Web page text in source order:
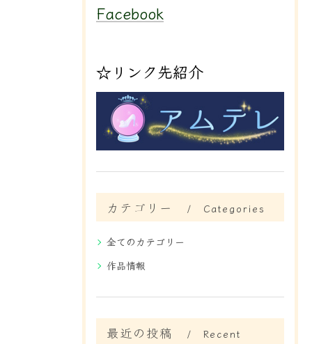
Facebook
☆リンク先紹介
カテゴリー Categories
全てのカテゴリー
作品情報
最近の投稿
Recent